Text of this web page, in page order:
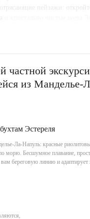
пейзажи:
подходит длядень
поход с семьёй или
из Манделье-
Эстереля
Ла-Напуль: красные
морю. Бесшумное плавание,
береговую линию и